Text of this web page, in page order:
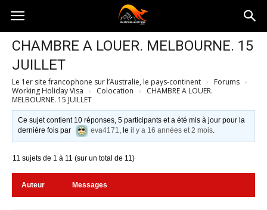
Australia-
australie.com
CHAMBRE A LOUER. MELBOURNE. 15
JUILLET
Le 1er site francophone sur l’Australie, le pays-continent › Forums ›
Working Holiday Visa › Colocation ›
CHAMBRE A LOUER.
MELBOURNE. 15 JUILLET
Ce sujet contient 10 réponses, 5 participants et a été mis à jour pour la
dernière fois par
eva4171, leil y a 16 années et 2 mois.
11 sujets de 1 à 11 (sur un total de 11)
Auteur Messages